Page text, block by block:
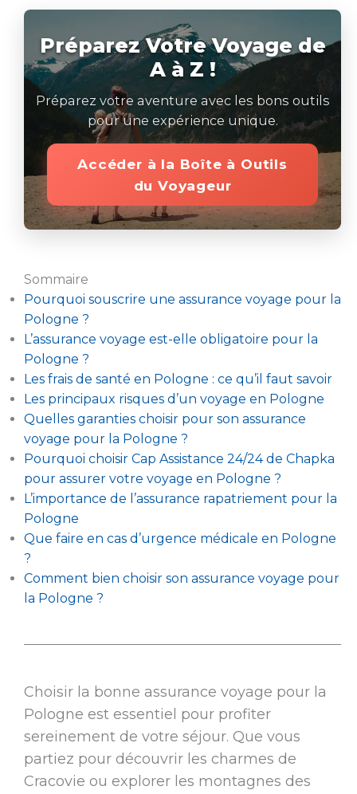
Préparez Votre Voyage de
A à Z !
Préparez votre aventure avec les bons outils
pour une expérience unique.
Accéder à la Boîte à Outils
du Voyageur
Sommaire
Pourquoi souscrire une assurance voyage pour la
Pologne ?
L’assurance voyage est-elle obligatoire pour la
Pologne ?
Les frais de santé en Pologne : ce qu’il faut savoir
Les principaux risques d’un voyage en Pologne
Quelles garanties choisir pour son assurance
voyage pour la Pologne ?
Pourquoi choisir Cap Assistance 24/24 de Chapka
pour assurer votre voyage en Pologne ?
L’importance de l’assurance rapatriement pour la
Pologne
Que faire en cas d’urgence médicale en Pologne
?
Comment bien choisir son assurance voyage pour
la Pologne ?
Choisir la bonne assurance voyage pour la
Pologne est essentiel pour profiter
sereinement de votre séjour. Que vous
partiez pour découvrir les charmes de
Cracovie ou explorer les montagnes des